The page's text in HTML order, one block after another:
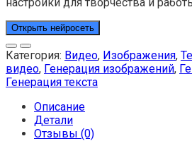
Открыть нейросеть
Категория: Видео, Изображения,
видео, Генерация изображений,
Генерация текста
Описание
Детали
Отзывы (0)